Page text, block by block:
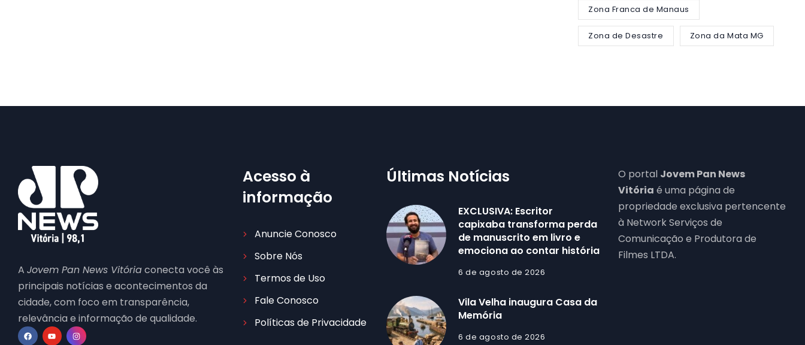
Zona Franca de Manaus
Zona de Desastre Zona da Mata MG
A Jovem Pan News Vitóriaconecta você às
principais notícias e acontecimentos da
cidade, com foco em transparência,
relevância e informação de qualidade.
Acesso à
informação
Anuncie Conosco
Sobre Nós
Termos de Uso
Fale Conosco
Políticas de Privacidade
Últimas Notícias
EXCLUSIVA: Escritor
capixaba transforma perda
de manuscrito em livro e
emociona ao contar história
6 de agosto de 2026
Vila Velha inaugura Casa da
Memória
6 de agosto de 2026
O portal Jovem Pan News
Vitória é uma página de
propriedade exclusiva pertencente
à Network Serviços de
Comunicação e Produtora de
Filmes LTDA.